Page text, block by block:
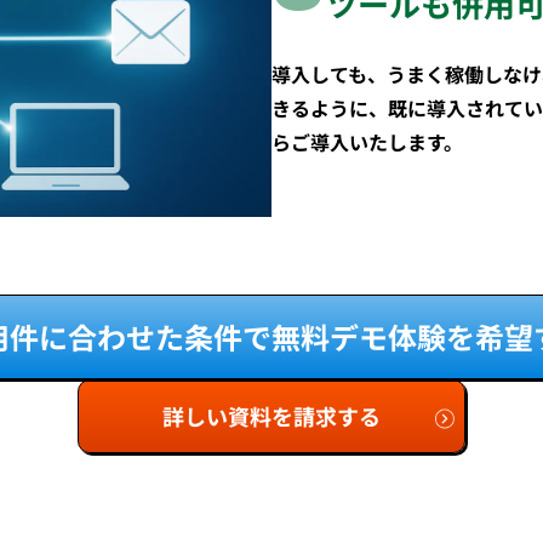
導入しても、うまく稼働しな
きるように、既に導入されて
らご導入いたします。
詳しい資料を請求する
件に合わせた条件で無料デモ体験を希望